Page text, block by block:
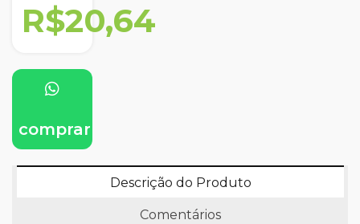
R$20,64
comprar
Descrição do Produto
Comentários